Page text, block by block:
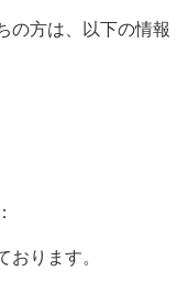
の方は、以下の情報
おります。